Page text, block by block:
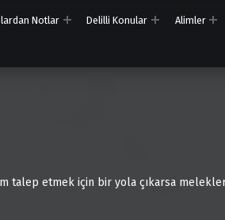
Notlar Delilli Konular Alimler
talep etmek için bir yola çıkarsa